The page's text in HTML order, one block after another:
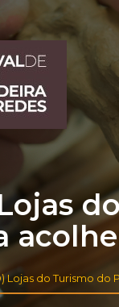
Lojas do Turismo